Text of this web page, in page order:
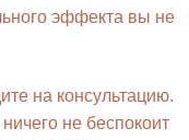
эффекта вы не
на консультацию.
не беспокоит